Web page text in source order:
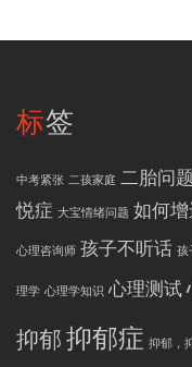
标签
中考紧张 二孩家庭 二胎问题
悦症 大宝情绪问题 如何
心理咨询师 孩子不听话 孩
理学 心理学知识 心理测试
抑郁抑郁症 抑郁，